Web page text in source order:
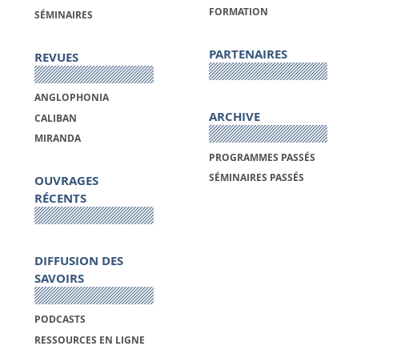
SÉMINAIRES
REVUES
ANGLOPHONIA
CALIBAN
MIRANDA
OUVRAGES
RÉCENTS
DIFFUSION DES
SAVOIRS
PODCASTS
RESSOURCES EN LIGNE
FORMATION
PARTENAIRES
ARCHIVE
PROGRAMMES PASSÉS
SÉMINAIRES PASSÉS